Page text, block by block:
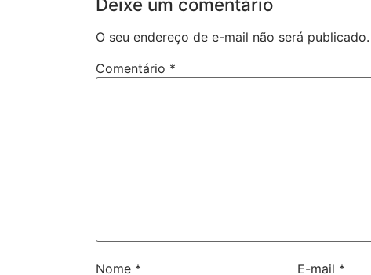
Deixe um comentário
O seu endereço de e-mail não será publicado.
Comentário *
Nome * E-mail *